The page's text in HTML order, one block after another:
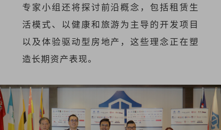
专家小组还将探讨前沿概念，包括租赁生
活模式、以健康和旅游为主导的开发项目
以及体验驱动型房地产，这些理念正在塑
造长期资产表现。